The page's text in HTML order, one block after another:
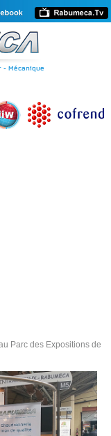
- Mécanique
Valence
Parc des Expositions de